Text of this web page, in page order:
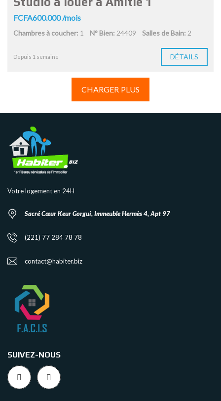
FCFA600.000 /mois
Chambres à coucher: 1 N° Bien: 24409 Salles de Bain: 2
Depuis 1 semaine DÉTAILS
CHARGER PLUS
Votre logement en 24H
Sacré Cœur Keur Gorgui, Immeuble Hermès 4, Apt 97
(221) 77 284 78 78
contact@habiter.biz
SUIVEZ-NOUS